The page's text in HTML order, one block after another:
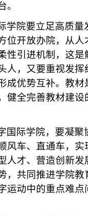
。
学院要立足高质
位开放办院，从
性引进机制，这
人，又要重视发
成优势互补。教
健全完善教材建
国际学院，要凝
风车、直通车，
人才、营造创新
，共同推进学院
运动中的重点难